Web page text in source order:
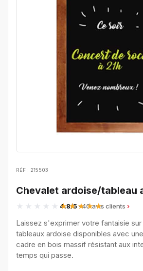
RÉF : 215503
Chevalet ardoise/tableau
4.8/5· 40 avis clients
Laissez s'exprimer votre fantaisie
tableaux ardoise disponibles avec
cadre en bois massif résistant aux
temps qui passe.